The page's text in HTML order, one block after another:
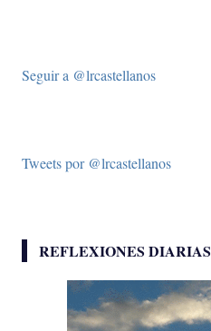
Seguir a @lrcastellanos
Tweets por @lrcastellanos
REFLEXIONES DIARIAS